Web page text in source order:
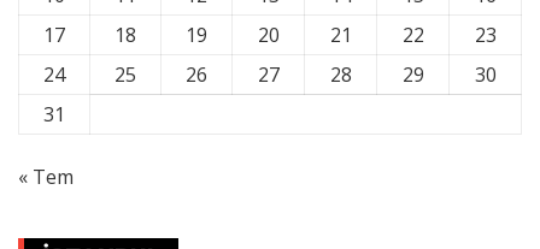
17
18 19 20 21 22
23
24
25 26 27 28 29
30
31
« Tem